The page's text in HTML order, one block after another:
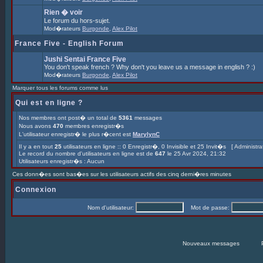
Rien � voir
Le forum du hors-sujet.
Mod�rateurs Burgonde Alex Pilot
France Five - English Forum
Jushi Sentai France Five
You don't speak french ? Why don't you leave us a message in english ? :)
Mod�rateurs Burgonde Alex Pilot
Marquer tous les forums comme lus
Qui est en ligne ?
Nos membres ont post� un total de5361messages
Nous avons470 membres enregistr�s
L'utilisateur enregistr� le plus r�cent est
Il y a en tout25utilisateurs en ligne :: 0 Enregistr�, 0 Invisible et 25 Invit�s [
Le record du nombre d'utilisateurs en ligne est de 647le 25 Avr 2024, 21:32
Utilisateurs enregistr�s : Aucun
Ces donn�es sont bas�es sur les utilisateurs actifs des cinq derni�res minutes
Connexion
Nom d'utilisateur: Mot de passe:
Nouveaux messages